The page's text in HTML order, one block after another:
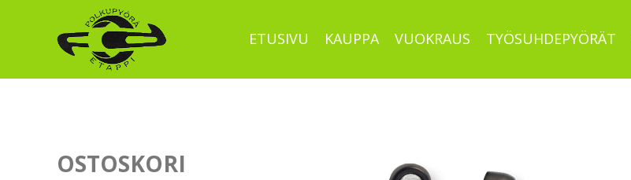
ETUSIVU KAUPPA VUOKRAUS TYÖSUHDEPYÖRÄT
OSTOSKORI